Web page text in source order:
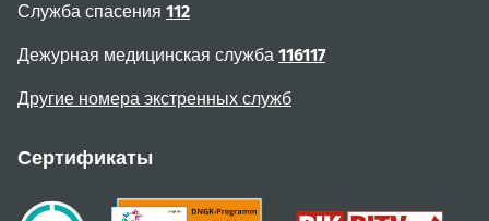
Служба спасения 112
Дежурная медицинская служба 116117
Другие номера экстренных служб
Сертификаты